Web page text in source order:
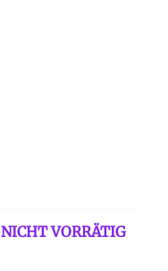
NICHT VORRÄTIG